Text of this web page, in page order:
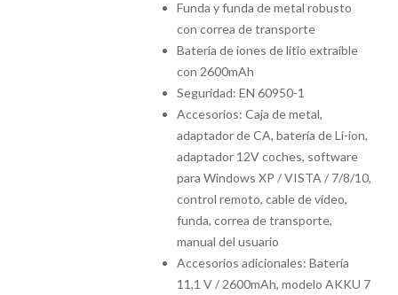
Funda y funda de metal robusto
con correa de transporte
Batería de iones de litio extraíble
con 2600mAh
Seguridad: EN 60950-1
Accesorios: Caja de metal,
adaptador de CA, batería de Li-ion,
adaptador 12V coches, software
para Windows XP / VISTA / 7/8/10,
control remoto, cable de vídeo,
funda, correa de transporte,
manual del usuario
Accesorios adicionales: Batería
11,1 V / 2600mAh, modelo AKKU 7